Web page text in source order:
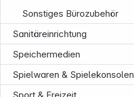
Sonstiges Bürozubehör
Sanitäreinrichtung
Speichermedien
Spielwaren & Spielekonsolen